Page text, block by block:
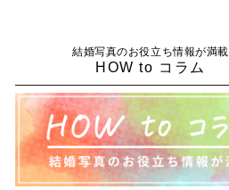
結婚写真のお役立ち情報が満載
HOW to コラム